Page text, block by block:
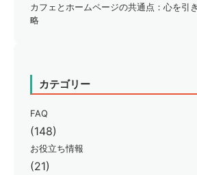
カフェとホームページの共通点：心を引
略
カテゴリー
FAQ
(148)
お役立ち情報
(21)